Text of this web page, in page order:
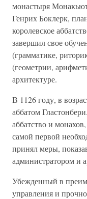
монастыря
Генрих Боклерк,
королевское
завершил свое
(грамматике,
(геометрии,
архитектуре.
В 1126 году, в
аббатом
аббатство и
самой первой
принял меры,
администратором и
Убежденный в
управления и